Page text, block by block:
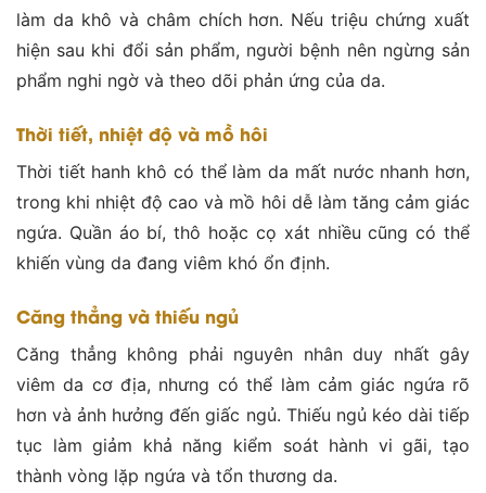
làm da khô và châm chích hơn. Nếu triệu chứng xuất
hiện sau khi đổi sản phẩm, người bệnh nên ngừng sản
phẩm nghi ngờ và theo dõi phản ứng của da.
Thời tiết, nhiệt độ và mồ hôi
Thời tiết hanh khô có thể làm da mất nước nhanh hơn,
trong khi nhiệt độ cao và mồ hôi dễ làm tăng cảm giác
ngứa. Quần áo bí, thô hoặc cọ xát nhiều cũng có thể
khiến vùng da đang viêm khó ổn định.
Căng thẳng và thiếu ngủ
Căng thẳng không phải nguyên nhân duy nhất gây
viêm da cơ địa, nhưng có thể làm cảm giác ngứa rõ
hơn và ảnh hưởng đến giấc ngủ. Thiếu ngủ kéo dài tiếp
tục làm giảm khả năng kiểm soát hành vi gãi, tạo
thành vòng lặp ngứa và tổn thương da.